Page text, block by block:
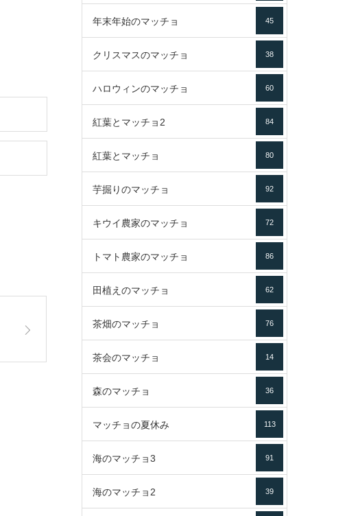
年末年始のマッチョ 45
クリスマスのマッチョ 38
ハロウィンのマッチョ 60
紅葉とマッチョ2 84
紅葉とマッチョ 80
芋掘りのマッチョ 92
キウイ農家のマッチョ 72
トマト農家のマッチョ 86
田植えのマッチョ 62
茶畑のマッチョ 76
茶会のマッチョ 14
森のマッチョ 36
マッチョの夏休み 113
海のマッチョ3 91
海のマッチョ2 39